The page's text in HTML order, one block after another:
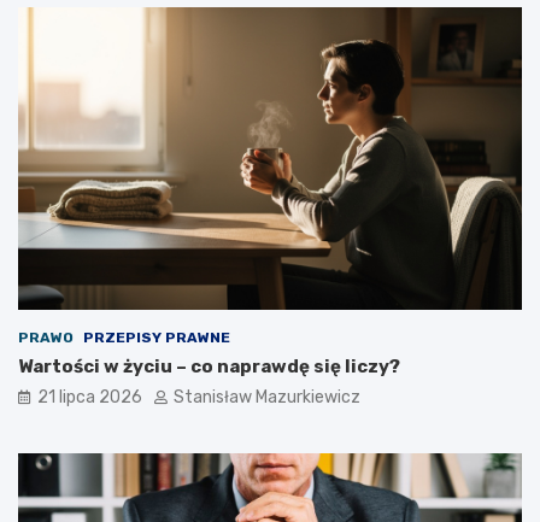
PRAWO PRZEPISY PRAWNE
Wartości w życiu – co naprawdę się liczy?
21 lipca 2026 Stanisław Mazurkiewicz